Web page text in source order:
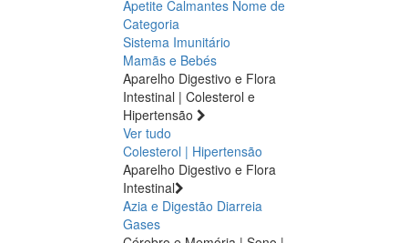
Apetite Calmantes Nome de
Categoria
Sistema Imunitário
Mamãs e Bebés
Aparelho Digestivo e Flora
Intestinal | Colesterol e
Hipertensão
Ver tudo
Colesterol | Hipertensão
Aparelho Digestivo e Flora
Intestinal
Azia e Digestão Diarreia
Gases